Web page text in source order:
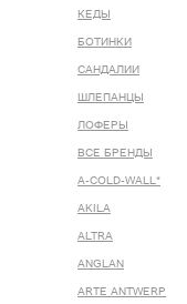
КЕДЫ
БОТИНКИ
САНДАЛИИ
ШЛЕПАНЦЫ
ЛОФЕРЫ
ВСЕ БРЕНДЫ
A-COLD-WALL*
AKILA
ALTRA
ANGLAN
ARTE ANTWERP